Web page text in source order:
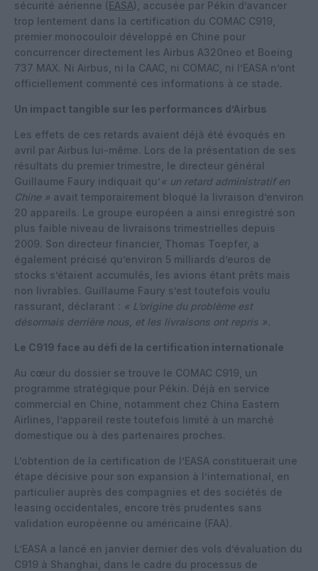
sécurité aérienne (EASA), accusée par Pékin d’avancer
trop lentement dans la certification du COMAC C919,
premier monocouloir développé en Chine pour
concurrencer directement les Airbus A320neo et Boeing
737 MAX. Ni Airbus, ni la CAAC, ni COMAC, ni l’EASA n’ont
officiellement commenté ces informations à ce stade.
Un impact tangible sur les performances d’Airbus
Les effets de ces retards avaient déjà été évoqués en
avril par Airbus lui-même. Lors de la présentation de ses
résultats du premier trimestre, le directeur général
Guillaume Faury indiquait qu’« un retard administratif en
Chine » avait temporairement bloqué la livraison d’environ
20 appareils. Le groupe européen a ainsi enregistré son
plus faible niveau de livraisons trimestrielles depuis
2009. Son directeur financier, Thomas Toepfer, a
également précisé qu’environ 5 milliards d’euros de
stocks s’étaient accumulés, les avions étant prêts mais
non livrables. Guillaume Faury s’est toutefois voulu
rassurant, déclarant : « L’origine du problème est
désormais derrière nous, et les livraisons ont repris ».
Le C919 face au défi de la certification internationale
Au cœur du dossier se trouve le COMAC C919, un
programme stratégique pour Pékin. Déjà en service
commercial en Chine, notamment chez China Eastern
Airlines, l’appareil reste toutefois limité à un marché
domestique ou à des partenaires proches.
L’obtention de la certification de l’EASA constituerait une
étape décisive pour son expansion à l’international, en
particulier auprès des compagnies et des sociétés de
leasing occidentales, encore très prudentes sans
validation européenne ou américaine (FAA).
L’EASA a lancé en janvier dernier des vols d’évaluation du
C919 à Shanghai, dans le cadre du processus de